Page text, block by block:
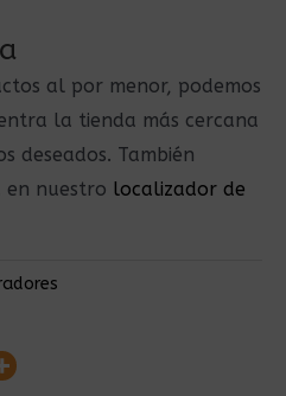
al por menor, podemos
la tienda más cercana
deseados. También
en nuestro localizador de